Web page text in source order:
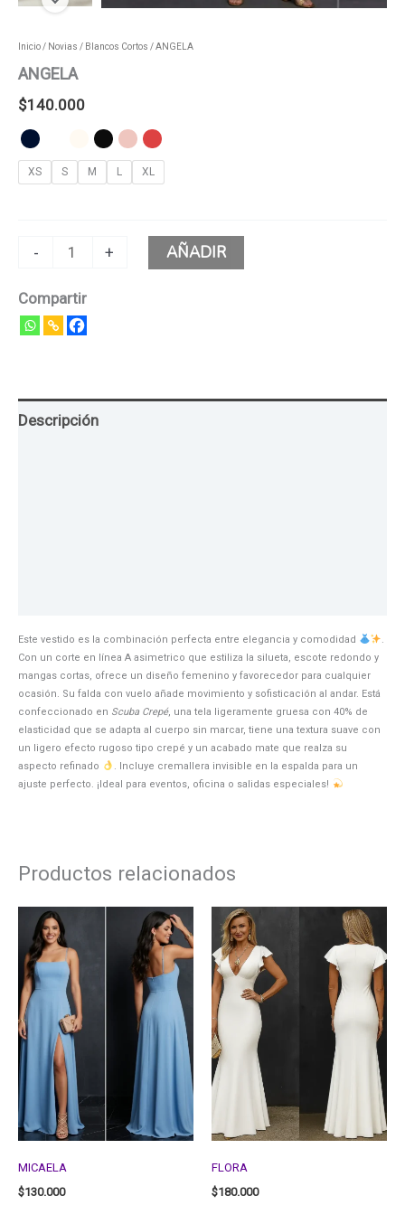
Inicio/ Novias / Blancos Cortos / ANGELA
ANGELA
$140.000
XS S M L XL
- + AÑADIR
Compartir
Descripción
Este vestido es la combinación perfecta entre elegancia y comodidad
.
Con un corte en línea A asimetrico que estiliza la silueta, escote redondo y
mangas cortas, ofrece un diseño femenino y favorecedor para cualquier
ocasión. Su falda con vuelo añade movimiento y sofisticación al andar. Está
confeccionado en Scuba Crepé, una tela ligeramente gruesa con 40% de
elasticidad que se adapta al cuerpo sin marcar, tiene una textura suave con
un ligero efecto rugoso tipo crepé y un acabado mate que realza su
aspecto refinado
. Incluye cremallera invisible en la espalda para un
ajuste perfecto. ¡Ideal para eventos, oficina o salidas especiales!
Productos relacionados
MICAELA
$130.000
FLORA
$180.000